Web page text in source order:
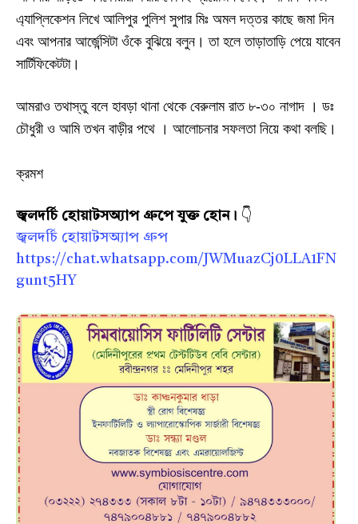
এ্যাপ্লিকেশন লিখে আলিপুর পুলিশ সুপার মিঃ অমল দত্তর কাছে জমা দিন
এবং আপনার আর্জেন্সিটা ওঁকে বুঝিয়ে বলুন। তা হলেতাড়াতাড়ি পেয়ে যাবেন
সার্টিফিকেটটা।
আমরাও তথাস্তু বলে হাবড়া থানা থেকে বেরুলাম রাত ৮-৩০ নাগাদ । ডঃ
চৌধুরী ও আমি তখন বাড়ীর পথে । আলোচনার সফলতা নিয়ে কথা বলছি।
ক্রমশ
জ্বলদর্চি হোয়াটসঅ্যাপ গ্রুপে যুক্ত হোন।
👇
জ্বলদর্চি হোয়াটসঅ্যাপ গ্রুপ
https://chat.whatsapp.com/JWMuazCj0LLA1FN
gunt5HY